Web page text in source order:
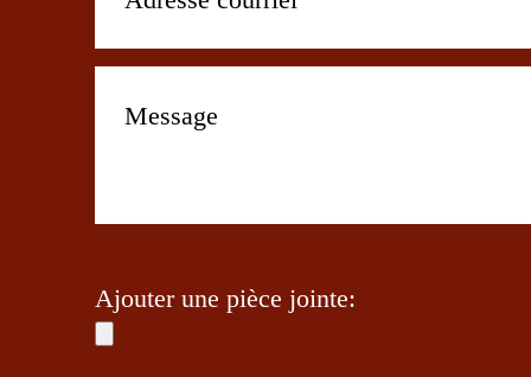
Ajouter une pièce jointe: